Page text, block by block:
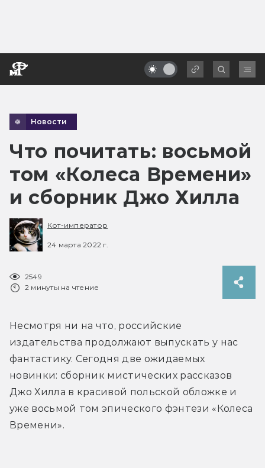
Новости
Что почитать: восьмой
том «Колеса Времени»
и сборник Джо Хилла
Кот-император
24 марта 2022 г.
2549
2 минуты на чтение
Несмотря ни на что, российские
издательства продолжают выпускать у нас
фантастику. Сегодня две ожидаемых
новинки: сборник мистических рассказов
Джо Хилла в красивой польской обложке и
уже восьмой том эпического фэнтези «Колеса
Времени».